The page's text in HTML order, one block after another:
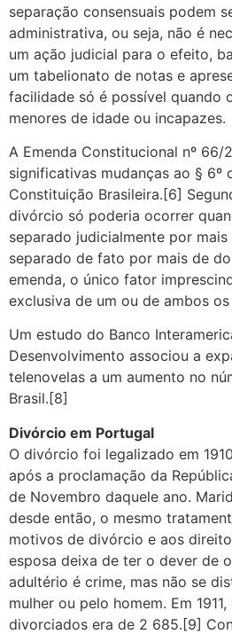
separação consensuais podem
administrativa, ou seja, não é
um ação judicial para o efeito,
um tabelionato de notas e
facilidade só é possível quando
menores de idade ou incapazes.
A Emenda Constitucional nº 66/
significativas mudanças ao § 6º
Constituição Brasileira.[6]
divórcio só poderia ocorrer
separado judicialmente por mais
separado de fato por mais de
emenda, o único fator
exclusiva de um ou de ambos
Um estudo do Banco
Desenvolvimento associou a
telenovelas a um aumento no
Brasil.[8]
Divórcio em Portugal
O divórcio foi legalizado em
após a proclamação da
de Novembro daquele ano.
desde então, o mesmo
motivos de divórcio e aos
esposa deixa de ter o dever de
adultério é crime, mas não se
mulher ou pelo homem. Em
divorciados era de 2 685.[9]